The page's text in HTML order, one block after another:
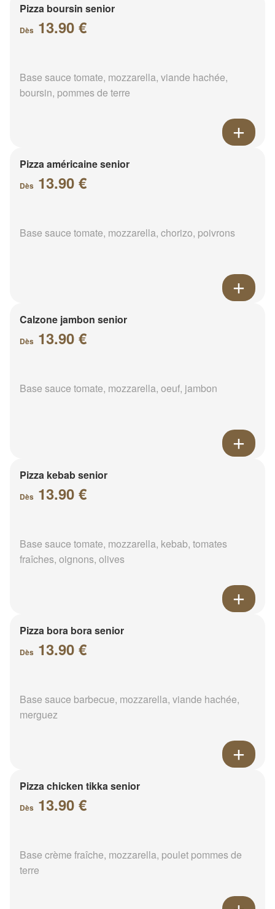
Pizza boursin senior
Dès 13.90 €
Base sauce tomate, mozzarella, viande hachée,
boursin, pommes de terre
Pizza américaine senior
Dès 13.90 €
Base sauce tomate, mozzarella, chorizo, poivrons
Calzone jambon senior
Dès 13.90 €
Base sauce tomate, mozzarella, oeuf, jambon
Pizza kebab senior
Dès 13.90 €
Base sauce tomate, mozzarella, kebab, tomates
fraîches, oignons, olives
Pizza bora bora senior
Dès 13.90 €
Base sauce barbecue, mozzarella, viande hachée,
merguez
Pizza chicken tikka senior
Dès 13.90 €
Base crème fraîche, mozzarella, poulet pommes de
terre